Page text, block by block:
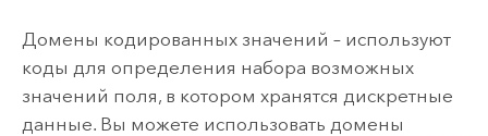
Домены кодированных значений – используют
коды для определения набора возможных
значений поля, в котором хранятся дискретные
данные. Вы можете использовать домены